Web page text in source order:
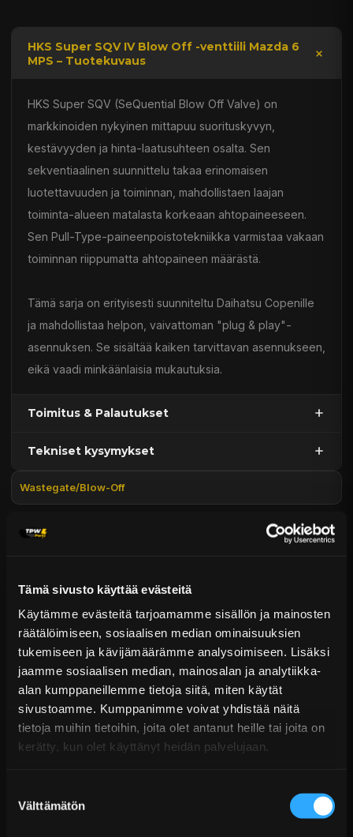
Tämä sivusto käyttää evästeitä
Käytämme evästeitä tarjoamamme sisällön ja mainosten
räätälöimiseen, sosiaalisen median ominaisuuksien
tukemiseen ja kävijämäärämme analysoimiseen. Lisäksi
jaamme sosiaalisen median, mainosalan ja analytiikka-
alan kumppaneillemme tietoja siitä, miten käytät
sivustoamme. Kumppanimme voivat yhdistää näitä
tietoja muihin tietoihin, joita olet antanut heille tai joita on
kerätty, kun olet käyttänyt heidän palvelujaan.
valinta
Välttämätön
HKS Super SQV IV Blow Off -venttiili Mazda 6
MPS – Tuotekuvaus
HKS Super SQV (SeQuential Blow Off Valve) on
markkinoiden nykyinen mittapuu suorituskyvyn,
kestävyyden ja hinta-laatusuhteen osalta. Sen
sekventiaalinen suunnittelu takaa erinomaisen
luotettavuuden ja toiminnan, mahdollistaen laajan
toiminta-alueen matalasta korkeaan ahtopaineeseen.
Sen Pull-Type-paineenpoistotekniikka varmistaa vakaan
toiminnan riippumatta ahtopaineen määrästä.
Tämä sarja on erityisesti suunniteltu Daihatsu Copenille
ja mahdollistaa helpon, vaivattoman "plug & play"-
asennuksen. Se sisältää kaiken tarvittavan asennukseen,
eikä vaadi minkäänlaisia mukautuksia.
Toimitus & Palautukset
Kaupan sijainnissa olevat tuotteet 1–3 arkipäivässä
Päävaraston tuotteet 7 arkipäivässä
Ilmainen toimitus yli 300 € tilauksiin
Tekniset kysymykset
Wastegate/Blow-Off
€187,99 sis. ALV